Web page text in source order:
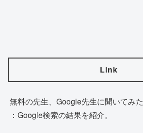
Link
無料の先生、Google先生に聞いてみた
：Google検索の結果を紹介。